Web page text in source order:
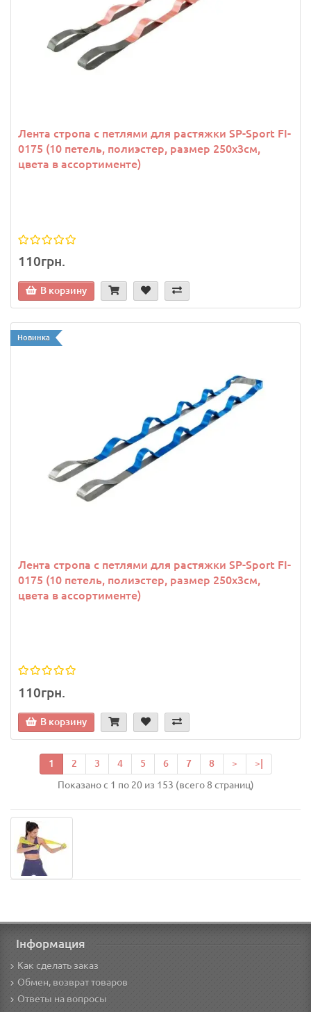
Лента стропа с петлями для растяжки SP-Sport FI-
0175 (10 петель, полиэстер, размер 250х3см,
цвета в ассортименте)
110грн.
В корзину
Новинка
Лента стропа с петлями для растяжки SP-Sport FI-
0175 (10 петель, полиэстер, размер 250х3см,
цвета в ассортименте)
110грн.
В корзину
1 2 3 4 5 6 7 8 >
>|
Показано с 1 по 20 из 153 (всего 8 страниц)
Інформация
Как сделать заказ
Обмен, возврат товаров
Ответы на вопросы